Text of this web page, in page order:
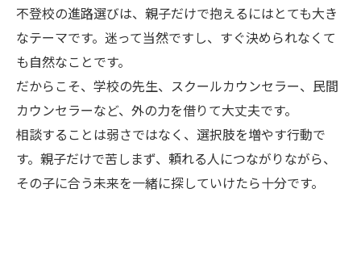
不登校の進路選びは、親子だけで抱えるにはとても大き
なテーマです。迷って当然ですし、すぐ決められなくて
も自然なことです。
だからこそ、学校の先生、スクールカウンセラー、民間
カウンセラーなど、外の力を借りて大丈夫です。
相談することは弱さではなく、選択肢を増やす行動で
す。親子だけで苦しまず、頼れる人につながりながら、
その子に合う未来を一緒に探していけたら十分です。